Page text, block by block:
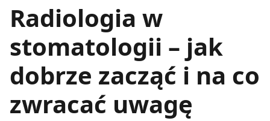
Radiologia w
stomatologii – jak
dobrze zacząć i na co
zwracać uwagę